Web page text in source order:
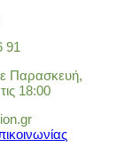
91
Παρασκευή,
18:00